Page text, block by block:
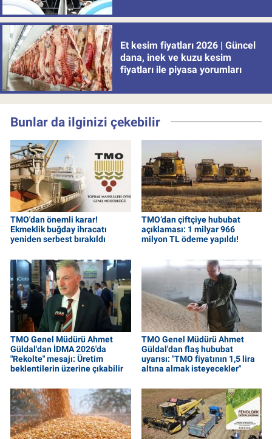
Et kesim fiyatları 2026 | Güncel
dana, inek ve kuzu kesim
fiyatları ile piyasa yorumları
Bunlar da ilginizi çekebilir
TMO'dan önemli karar!
Ekmeklik buğday ihracatı
yeniden serbest bırakıldı
TMO’dan çiftçiye hububat
açıklaması: 1 milyar 966
milyon TL ödeme yapıldı!
TMO Genel Müdürü Ahmet
Güldal'dan İDMA 2026'da
"Rekolte" mesajı: Üretim
beklentilerin üzerine çıkabilir
TMO Genel Müdürü Ahmet
Güldal'dan flaş hububat
uyarısı: "TMO fiyatının 1,5 lira
altına almak isteyecekler"